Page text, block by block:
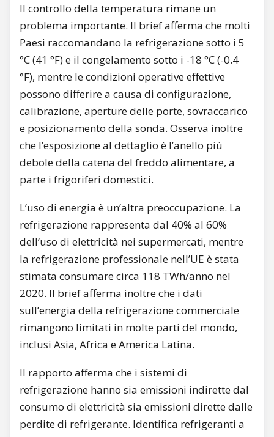
Il controllo della temperatura rimane un
problema importante. Il brief afferma che molti
Paesi raccomandano la refrigerazione sotto i 5
°C (41 °F) e il congelamento sotto i -18 °C (-0.4
°F), mentre le condizioni operative effettive
possono differire a causa di configurazione,
calibrazione, aperture delle porte, sovraccarico
e posizionamento della sonda. Osserva inoltre
che l’esposizione al dettaglio è l’anello più
debole della catena del freddo alimentare, a
parte i frigoriferi domestici.
L’uso di energia è un’altra preoccupazione. La
refrigerazione rappresenta dal 40% al 60%
dell’uso di elettricità nei supermercati, mentre
la refrigerazione professionale nell’UE è stata
stimata consumare circa 118 TWh/anno nel
2020. Il brief afferma inoltre che i dati
sull’energia della refrigerazione commerciale
rimangono limitati in molte parti del mondo,
inclusi Asia, Africa e America Latina.
Il rapporto afferma che i sistemi di
refrigerazione hanno sia emissioni indirette dal
consumo di elettricità sia emissioni dirette dalle
perdite di refrigerante. Identifica refrigeranti a